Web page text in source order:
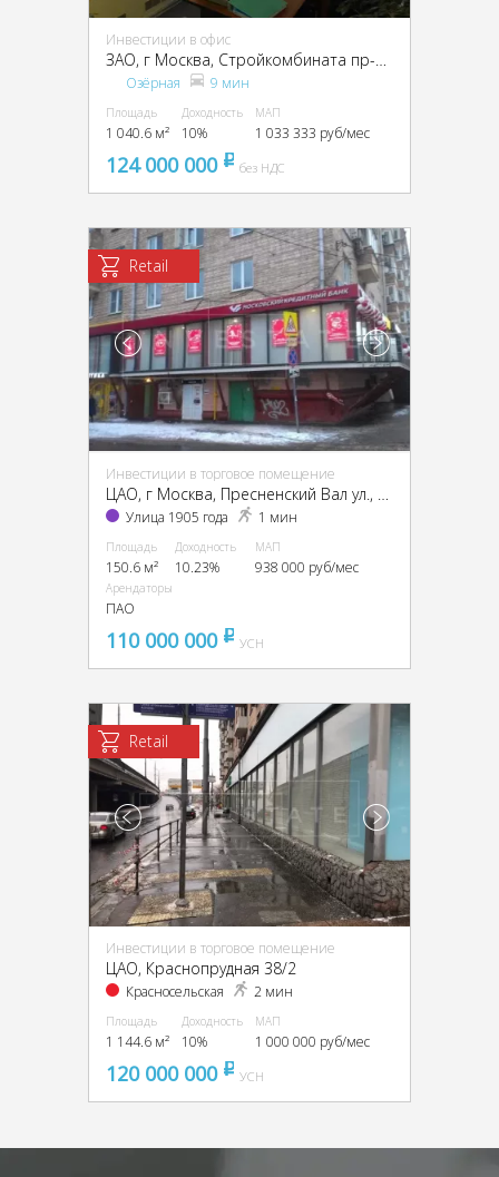
Инвестиции в офис
ЗАО, г Москва, Стройкомбината пр-д, 6
Озёрная 9 мин
Площадь
1 040.6 м²
Доходность
10%
МАП
1 033 333 руб/мес
124 000 000 pуббез НДС
Retail
Инвестиции в торговое помещение
Улица 1905 года 1 мин
Площадь
150.6 м²
Доходность
10.23%
МАП
938 000 руб/мес
Арендаторы
ПАО
110 000 000 pуб
УСН
Retail
Инвестиции в торговое помещение
ЦАО, Краснопрудная 38/2
Красносельская 2 мин
Площадь
1 144.6 м²
Доходность
10%
МАП
1 000 000 руб/мес
120 000 000 pуб
УСН